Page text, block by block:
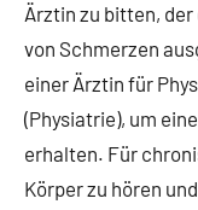
Ärztin zu bitten,
von Schmerzen
einer Ärztin für
(Physiatrie), um
erhalten. Für
Körper zu hören